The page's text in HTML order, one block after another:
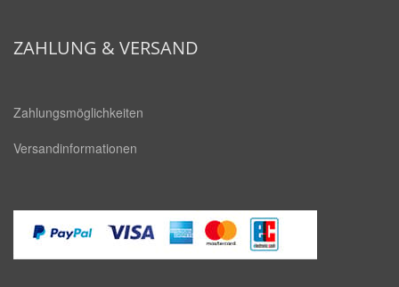
square
ZAHLUNG & VERSAND
Zahlungsmöglichkeiten
Versandinformationen